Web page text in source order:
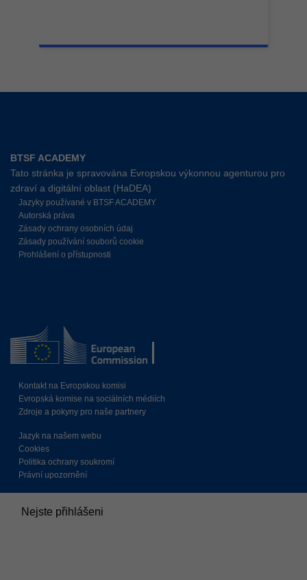
BTSF ACADEMY
Tato stránka je spravována Evropskou výkonnou agenturou pro
zdraví a digitální oblast (HaDEA)
Jazyky používané v BTSF ACADEMY
Autorská práva
Zásady ochrany osobních údaj
Zásady používání souborů cookie
Prohlášení o přístupnosti
Kontakt na Evropskou komisi
Evropská komise na sociálních médiích
Zdroje a pokyny pro naše partnery
Jazyk na našem webu
Cookies
Politika ochrany soukromí
Právní upozornění
Nejste přihlášeni